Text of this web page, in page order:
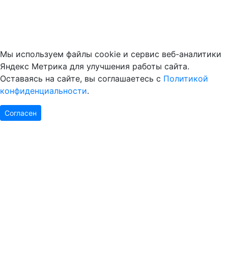
Мы используем файлы cookie и сервис веб-аналитики
Яндекс Метрика для улучшения работы сайта.
Оставаясь на сайте, вы соглашаетесь с Политикой
конфиденциальности.
Согласен